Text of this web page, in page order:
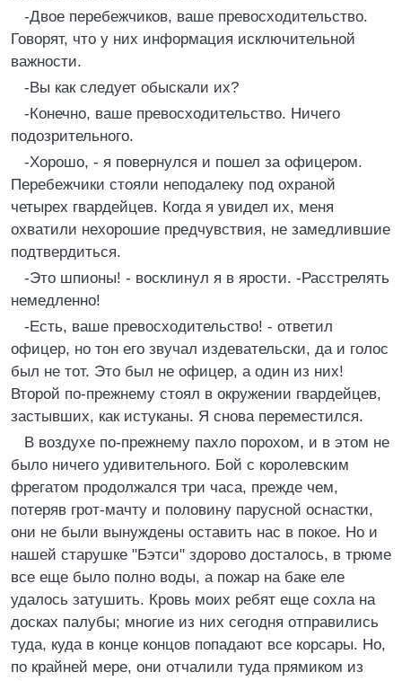
-Двое перебежчиков, ваше превосходительство.
Говорят, что у них информация исключительной
важности.
-Вы как следует обыскали их?
-Конечно, ваше превосходительство. Ничего
подозрительного.
-Хорошо, - я повернулся и пошел за офицером.
Перебежчики стояли неподалеку под охраной
четырех гвардейцев. Когда я увидел их, меня
охватили нехорошие предчувствия, не замедлившие
подтвердиться.
-Это шпионы! - восклинул я в ярости. -Расстрелять
немедленно!
-Есть, ваше превосходительство! - ответил
офицер, но тон его звучал издевательски, да и голос
был не тот. Это был не офицер, а один из них!
Второй по-прежнему стоял в окружении гвардейцев,
застывших, как истуканы. Я снова переместился.
В воздухе по-прежнему пахло порохом, и в этом не
было ничего удивительного. Бой с королевским
фрегатом продолжался три часа, прежде чем,
потеряв грот-мачту и половину парусной оснастки,
они не были вынуждены оставить нас в покое. Но и
нашей старушке "Бэтси" здорово досталось, в трюме
все еще было полно воды, а пожар на баке еле
удалось затушить. Кровь моих ребят еще сохла на
досках палубы; многие из них сегодня отправились
туда, куда в конце концов попадают все корсары. Но,
по крайней мере, они отчалили туда прямиком из